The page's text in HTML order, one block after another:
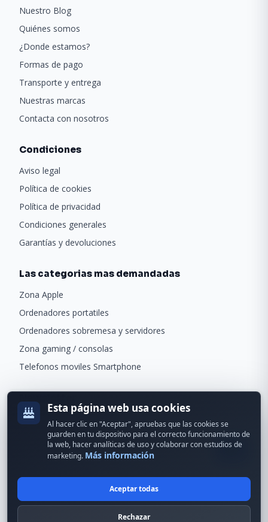
Nuestro Blog
Quiénes somos
¿Donde estamos?
Formas de pago
Transporte y entrega
Nuestras marcas
Contacta con nosotros
Condiciones
Aviso legal
Política de cookies
Política de privacidad
Condiciones generales
Garantías y devoluciones
Las categorias mas demandadas
Zona Apple
Ordenadores portatiles
Ordenadores sobremesa y servidores
Zona gaming / consolas
Telefonos moviles Smartphone
Recibe ofertas exclusivas y novedades.
© 2024 Erson Tecnología. Todos los derechos reservados.
Esta página web usa cookies
Al hacer clic en "Aceptar", apruebas que las cookies se
guarden en tu dispositivo para el correcto funcionamiento de
la web, hacer analíticas de uso y colaborar con estudios de
marketing. Más información
Aceptar todas
Rechazar